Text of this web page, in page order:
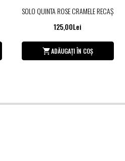
SOLO QUINTA ROSE CRAMELE RECAȘ
125,00Lei
ADĂUGAȚI ÎN COȘ